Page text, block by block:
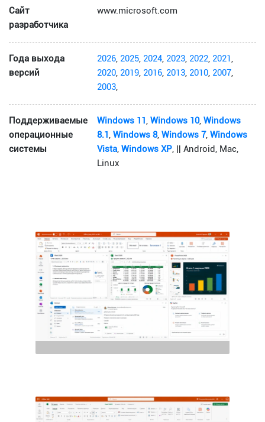
Сайт
разработчика
www.microsoft.com
Года выхода
версий
2026, 2025, 2024, 2023, 2022, 2021,
2020, 2019, 2016, 2013, 2010, 2007,
2003,
Поддерживаемые
операционные
системы
Windows 11,Windows 10,Windows
8.1,Windows 8,Windows 7,Windows
Vista,Windows XP, || Android, Mac,
Linux